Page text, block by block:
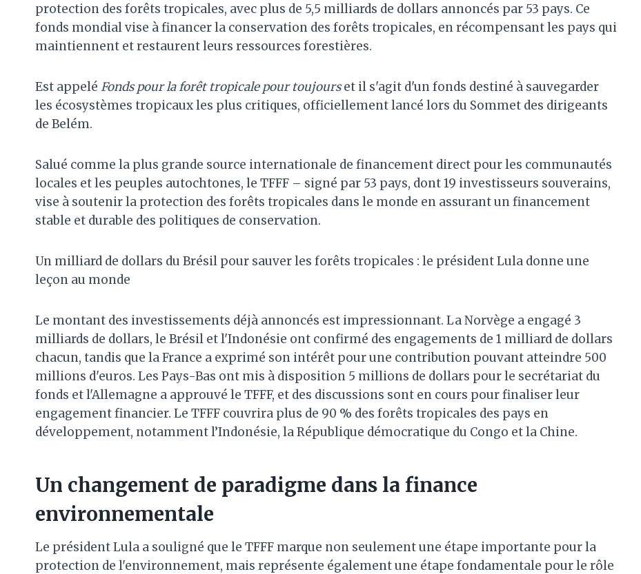
protection des forêts tropicales, avec plus de 5,5 milliards de dollars annoncés par 53 pays. Ce
fonds mondial vise à financer la conservation des forêts tropicales, en récompensant les pays qui
maintiennent et restaurent leurs ressources forestières.
Est appelé Fonds pour la forêt tropicale pour toujourset il s'agit d'un fonds destiné à sauvegarder
les écosystèmes tropicaux les plus critiques, officiellement lancé lors du Sommet des dirigeants
de Belém.
Salué comme la plus grande source internationale de financement direct pour les communautés
locales et les peuples autochtones, le TFFF – signé par 53 pays, dont 19 investisseurs souverains,
vise à soutenir la protection des forêts tropicales dans le monde en assurant un financement
stable et durable des politiques de conservation.
Un milliard de dollars du Brésil pour sauver les forêts tropicales : le président Lula donne une
leçon au monde
Le montant des investissements déjà annoncés est impressionnant. La Norvège a engagé 3
milliards de dollars, le Brésil et l'Indonésie ont confirmé des engagements de 1 milliard de dollars
chacun, tandis que la France a exprimé son intérêt pour une contribution pouvant atteindre 500
millions d'euros. Les Pays-Bas ont mis à disposition 5 millions de dollars pour le secrétariat du
fonds et l'Allemagne a approuvé le TFFF, et des discussions sont en cours pour finaliser leur
engagement financier. Le TFFF couvrira plus de 90 % des forêts tropicales des pays en
développement, notamment l’Indonésie, la République démocratique du Congo et la Chine.
Un changement de paradigme dans la finance
environnementale
Le président Lula a souligné que le TFFF marque non seulement une étape importante pour la
protection de l'environnement, mais représente également une étape fondamentale pour le rôle